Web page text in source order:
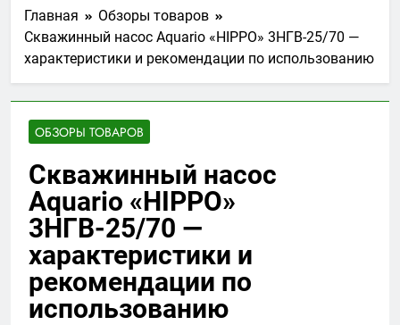
Главная
Обзоры товаров
Скважинный насос Aquario «HIPPO» 3НГВ-25/70 —
характеристики и рекомендации по использованию
ОБЗОРЫ ТОВАРОВ
Скважинный насос
Aquario «HIPPO»
3НГВ-25/70 —
характеристики и
рекомендации по
использованию